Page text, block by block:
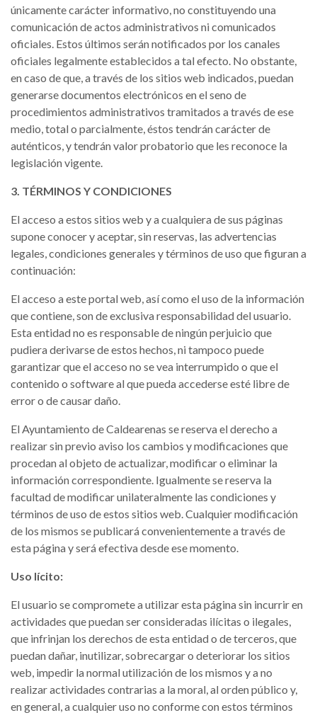
únicamente carácter informativo, no constituyendo una
comunicación de actos administrativos ni comunicados
oficiales. Estos últimos serán notificados por los canales
oficiales legalmente establecidos a tal efecto. No obstante,
en caso de que, a través de los sitios web indicados, puedan
generarse documentos electrónicos en el seno de
procedimientos administrativos tramitados a través de ese
medio, total o parcialmente, éstos tendrán carácter de
auténticos, y tendrán valor probatorio que les reconoce la
legislación vigente.
3. TÉRMINOS Y CONDICIONES
El acceso a estos sitios web y a cualquiera de sus páginas
supone conocer y aceptar, sin reservas, las advertencias
legales, condiciones generales y términos de uso que figuran a
continuación:
El acceso a este portal web, así como el uso de la información
que contiene, son de exclusiva responsabilidad del usuario.
Esta entidad no es responsable de ningún perjuicio que
pudiera derivarse de estos hechos, ni tampoco puede
garantizar que el acceso no se vea interrumpido o que el
contenido o software al que pueda accederse esté libre de
error o de causar daño.
El Ayuntamiento de Caldearenas se reserva el derecho a
realizar sin previo aviso los cambios y modificaciones que
procedan al objeto de actualizar, modificar o eliminar la
información correspondiente. Igualmente se reserva la
facultad de modificar unilateralmente las condiciones y
términos de uso de estos sitios web. Cualquier modificación
de los mismos se publicará convenientemente a través de
esta página y será efectiva desde ese momento.
Uso lícito:
El usuario se compromete a utilizar esta página sin incurrir en
actividades que puedan ser consideradas ilícitas o ilegales,
que infrinjan los derechos de esta entidad o de terceros, que
puedan dañar, inutilizar, sobrecargar o deteriorar los sitios
web, impedir la normal utilización de los mismos y a no
realizar actividades contrarias a la moral, al orden público y,
en general, a cualquier uso no conforme con estos términos